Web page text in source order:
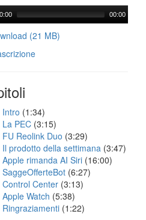
00:00
(21 MB)
Intro (1:34)
La PEC (3:15)
FU Reolink Duo (3:29)
Il prodotto della settimana (3:47)
Apple rimanda AI Siri (16:00)
SaggeOfferteBot (6:27)
Control Center (3:13)
Apple Watch (5:38)
Ringraziamenti (1:22)